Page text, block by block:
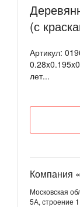
(с
Артикул:
лет...
Компания
Московская
5А, строение